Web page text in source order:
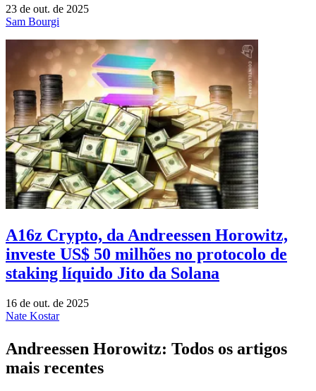
23 de out. de 2025
Sam Bourgi
A16z Crypto, da Andreessen Horowitz,
investe US$ 50 milhões no protocolo de
staking líquido Jito da Solana
16 de out. de 2025
Nate Kostar
Andreessen Horowitz: Todos os artigos
mais recentes